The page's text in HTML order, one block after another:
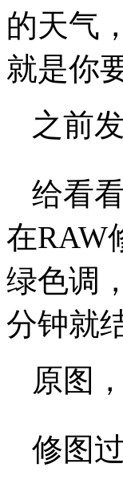
的天气
就是你
之前
给看
在RAW
绿色调
分钟就
原图
修图